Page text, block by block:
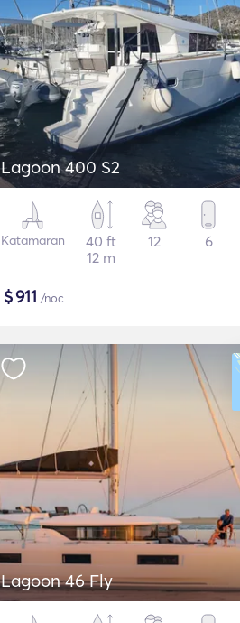
Lagoon 400 S2
Katamaran
40 ft
12 m
12 6
$911 /noc
Lagoon 46 Fly